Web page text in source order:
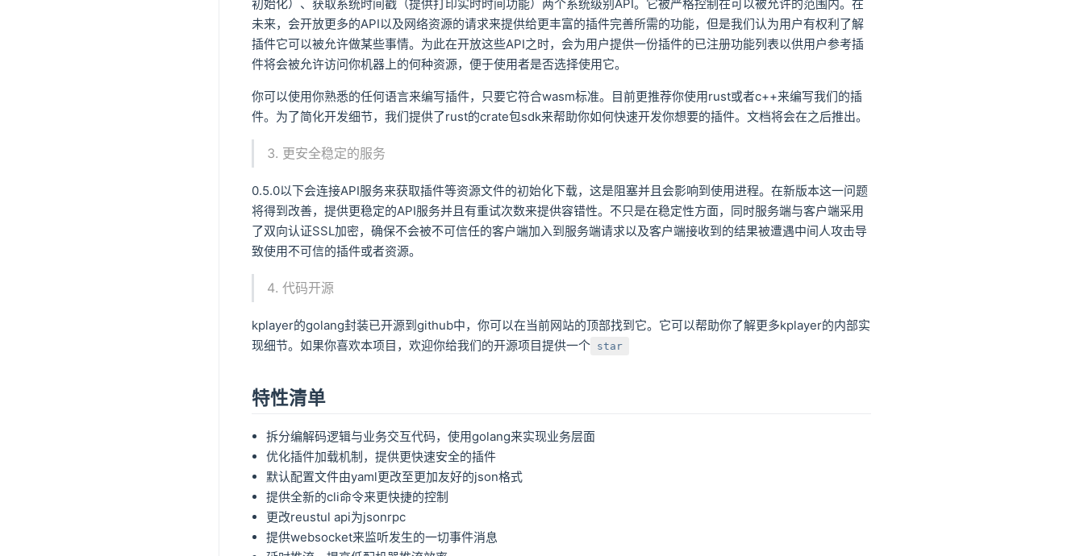
初始化）、获取系统时间戳（提供打印实时时间功能）两个系统级别API。它被严格控制在可以被允许的范围内。在
未来，会开放更多的API以及网络资源的请求来提供给更丰富的插件完善所需的功能，但是我们认为用户有权利了解
插件它可以被允许做某些事情。为此在开放这些API之时，会为用户提供一份插件的已注册功能列表以供用户参考插
件将会被允许访问你机器上的何种资源，便于使用者是否选择使用它。
你可以使用你熟悉的任何语言来编写插件，只要它符合wasm标准。目前更推荐你使用rust或者c++来编写我们的插
件。为了简化开发细节，我们提供了rust的crate包sdk来帮助你如何快速开发你想要的插件。文档将会在之后推出。
更安全稳定的服务
0.5.0以下会连接API服务来获取插件等资源文件的初始化下载，这是阻塞并且会影响到使用进程。在新版本这一问题
将得到改善，提供更稳定的API服务并且有重试次数来提供容错性。不只是在稳定性方面，同时服务端与客户端采用
了双向认证SSL加密，确保不会被不可信任的客户端加入到服务端请求以及客户端接收到的结果被遭遇中间人攻击导
致使用不可信的插件或者资源。
代码开源
kplayer的golang封装已开源到github中，你可以在当前网站的顶部找到它。它可以帮助你了解更多kplayer的内部实
现细节。如果你喜欢本项目，欢迎你给我们的开源项目提供一个 star
特性清单
拆分编解码逻辑与业务交互代码，使用golang来实现业务层面
优化插件加载机制，提供更快速安全的插件
默认配置文件由yaml更改至更加友好的json格式
提供全新的cli命令来更快捷的控制
更改reustul api为jsonrpc
提供websocket来监听发生的一切事件消息